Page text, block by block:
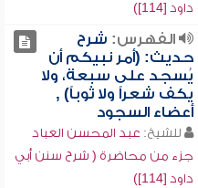
داود [114])
الفهرس: شرح
حديث: (أمر نبيكم أن
يُسجد على سبعة، ولا
يكف شعراً ولا ثوباً) ,
أعضاء السجود
للشيخ: عبد المحسن العباد
جزء من محاضرة ( شرح سنن أبي
داود [114])